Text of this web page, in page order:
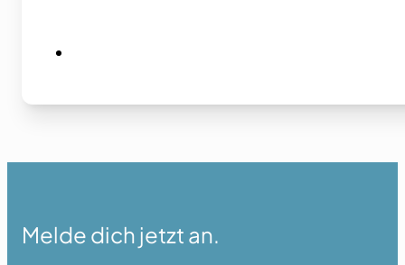
Melde dich jetzt an.